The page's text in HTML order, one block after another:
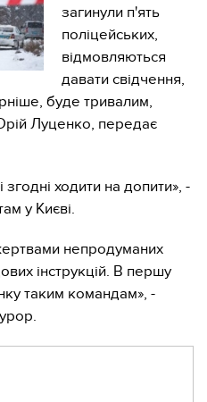
загинули п'ять
поліцейських,
відмовляються
давати свідчення,
буде тривалим,
Луценко, передає
ходити на допити», -
у Києві.
непродуманих
інструкцій. В першу
таким командам», -